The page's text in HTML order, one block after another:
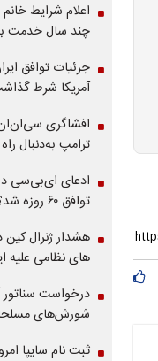
اعلام شرایط
چند سال خدمت
جزئیات توافق
آمریکا شرط
افشاگری
ترامپ به‌دنبال
ادعای ای‌بی‌سی
توافق ۶۰ روزه شد؟
هشدار ژنرال کین
های نظامی علیه
درخواست سناتور
شورش‌های